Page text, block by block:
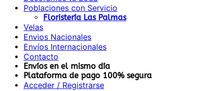
Poblaciones con Servicio
Floristería Las Palmas
Velas
Envios Nacionales
Envíos Internacionales
Contacto
Envíos en el mismo día
Plataforma de pago 100% segura
Acceder / Registrarse